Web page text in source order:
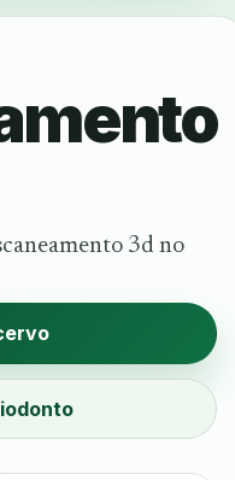
3d no